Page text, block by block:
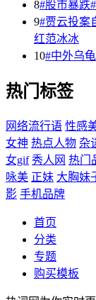
8#股市暴跌
9#贾云投案
红范冰冰
10#中外乌
热门标签
网络流行语 性感
女神 热点人物 杂
女gif 秀人网 热门
咏美 正妹 大胸妹
影 手机品牌
首页
分类
专题
购买模板